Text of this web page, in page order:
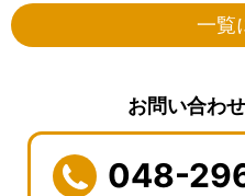
一覧
お問い合わ
048-